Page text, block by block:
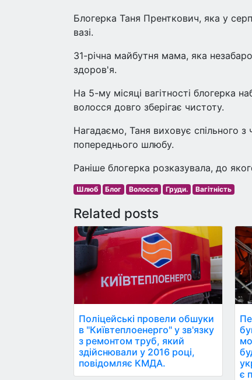
Блогерка Таня Пренткович, яка у
вазі.
31-річна майбутня мама, яка
здоров'я.
На 5-му місяці вагітності блогерка
волосся довго зберігає чистоту.
Нагадаємо, Таня виховує спільного
попереднього шлюбу.
Раніше блогерка розказувала, до
Шлюб Блог Волосся Груди. Вагітність
Related posts
Поліцейські провели обшуки
в "Київтеплоенерго" у зв'язку
з ремонтом труб, який
здійснювали у 2016 році,
повідомляє КМДА.
є